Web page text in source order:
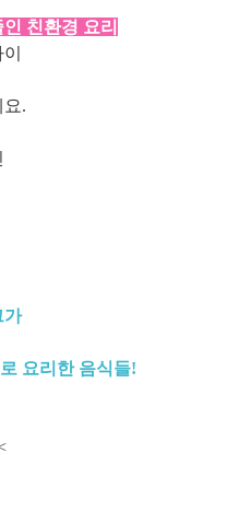
친환경 요리
요.
가
요리한 음식들!